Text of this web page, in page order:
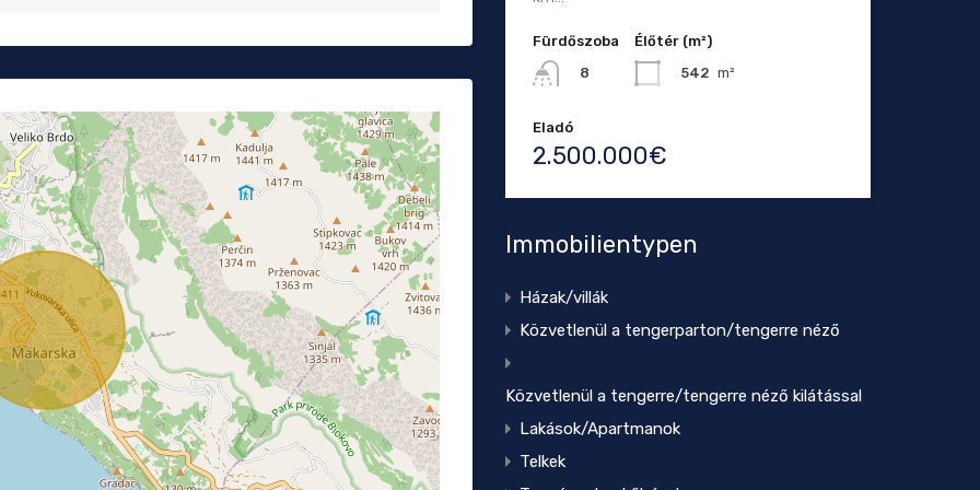
Fürdőszoba
8
Élőtér (m²)
542 m²
Eladó
2.500.000€
Immobilientypen
Házak/villák
Közvetlenül a tengerparton/tengerre néző
Közvetlenül a tengerre/tengerre néző kilátással
Lakások/Apartmanok
Telkek